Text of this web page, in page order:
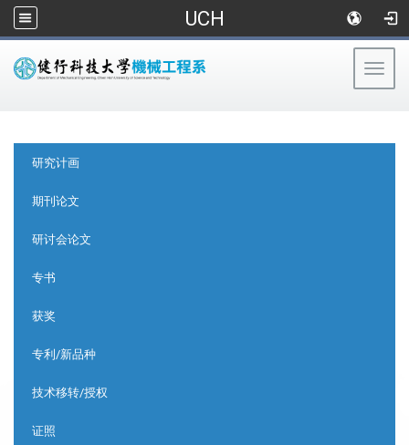
UCH
研究计画
期刊论文
研讨会论文
专书
获奖
专利/新品种
技术移转/授权
证照